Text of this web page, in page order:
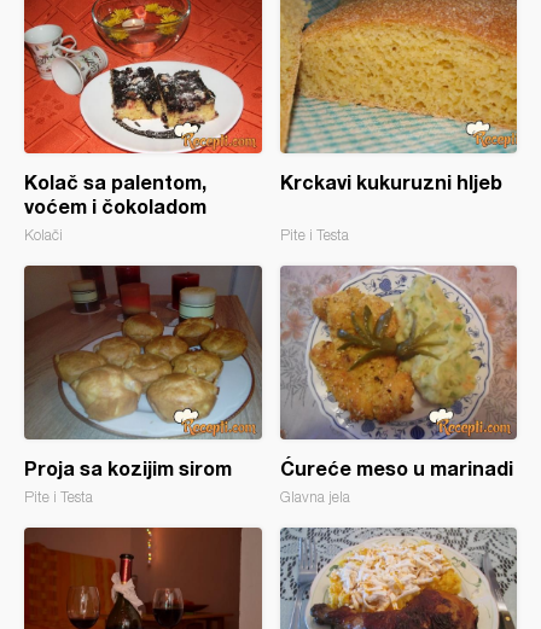
Kolač sa palentom,
voćem i čokoladom
Kolači
Krckavi kukuruzni hljeb
Pite i Testa
Proja sa kozijim sirom
Pite i Testa
Ćureće meso u marinadi
Glavna jela